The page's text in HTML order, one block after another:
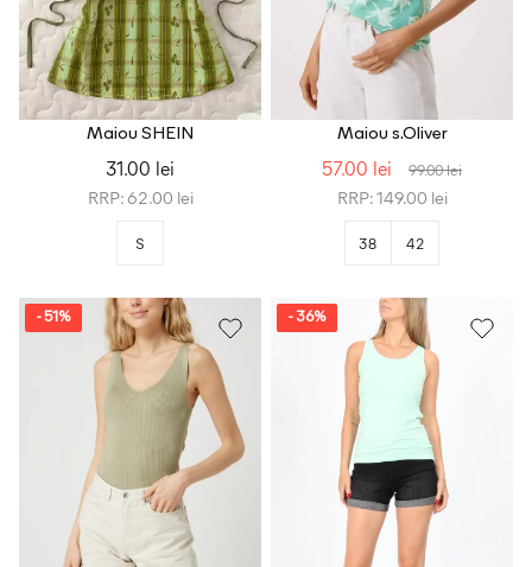
Maiou SHEIN
31.00 lei
RRP: 62.00 lei
S
Maiou s.Oliver
57.00 lei 99.00 lei
RRP: 149.00 lei
38 42
- 51% - 36%